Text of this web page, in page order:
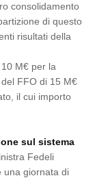
consolidamento
di questo
risultati della
M€ per la
FFO di 15 M€
il cui importo
sul sistema
Fedeli
una giornata di